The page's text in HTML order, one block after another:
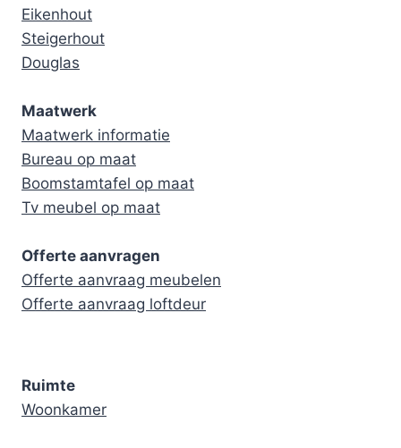
Eikenhout
Steigerhout
Douglas
Maatwerk
Maatwerk informatie
Bureau op maat
Boomstamtafel op maat
Tv meubel op maat
Offerte aanvragen
Offerte aanvraag meubelen
Offerte aanvraag loftdeur
Ruimte
Woonkamer